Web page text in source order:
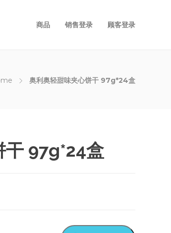
商品 销售登录 顾客登录
奥利奥轻甜味夹心饼干 97g*24盒
干 97g*24盒